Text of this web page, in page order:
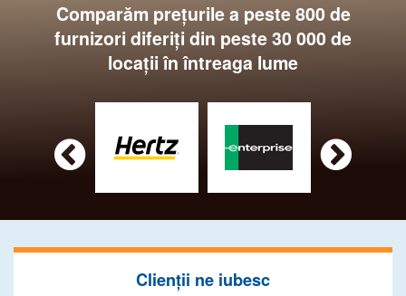
Comparăm preţurile a peste 800 de
furnizori diferiţi din peste 30 000 de
locaţii în întreaga lume
 
Clienţii ne iubesc